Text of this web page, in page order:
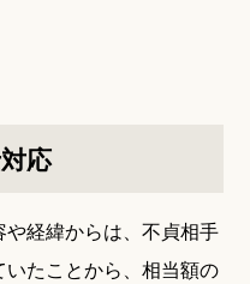
応
経緯からは、不貞相手
たことから、相当額の